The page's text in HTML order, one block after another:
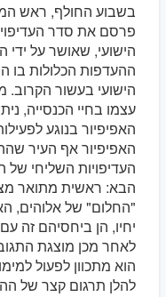
בשבוע החולף, ראש
פרסם את סדר
הישועי, שאושר על ידי
ההעדפות הכלולות בו
הישועי בעשור
עצמו בחיי הכנסייה,
האפיפיור בנוגע
האפיפיור אף העיר
העדיפויות השליחי של
הבא: ראשית מתואר מצב
"החלום" של אלוהים,
יחיו, הן ביחסיהם זה
לאחר מכן מוצגת
הוא מתכוון לפעול
להלן תרגום קצר של